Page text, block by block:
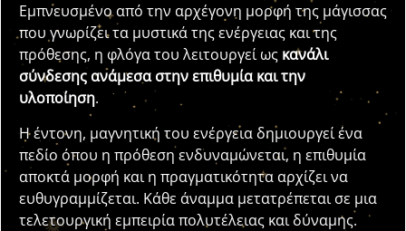
Εμπνευσμένο από την αρχέγονη μορφή της μάγισσας
που γνωρίζει τα μυστικά της ενέργειας και της
πρόθεσης, η φλόγα του λειτουργεί ως κανάλι
σύνδεσης ανάμεσα στην επιθυμία και την
υλοποίηση.
Η έντονη, μαγνητική του ενέργεια δημιουργεί ένα
πεδίο όπου η πρόθεση ενδυναμώνεται, η επιθυμία
αποκτά μορφή και η πραγματικότητα αρχίζει να
ευθυγραμμίζεται. Κάθε άναμμα μετατρέπεται σε μια
τελετουργική εμπειρία πολυτέλειας και δύναμης.